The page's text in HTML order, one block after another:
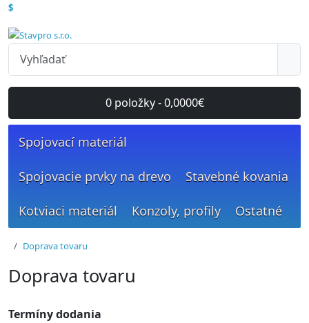
$
0 položky - 0,0000€
Spojovací materiál
Spojovacie prvky na drevo Stavebné kovania
Kotviaci materiál Konzoly, profily Ostatné
Doprava tovaru
Doprava tovaru
Termíny dodania